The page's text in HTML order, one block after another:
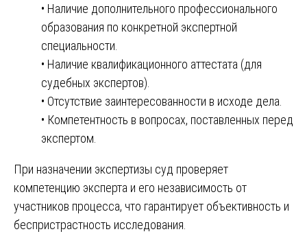
• Наличие дополнительного профессионального
образования по конкретной экспертной
специальности.
• Наличие квалификационного аттестата (для
судебных экспертов).
• Отсутствие заинтересованности в исходе дела.
• Компетентность в вопросах, поставленных перед
экспертом.
При назначении экспертизы суд проверяет
компетенцию эксперта и его независимость от
участников процесса, что гарантирует объективность и
беспристрастность исследования.